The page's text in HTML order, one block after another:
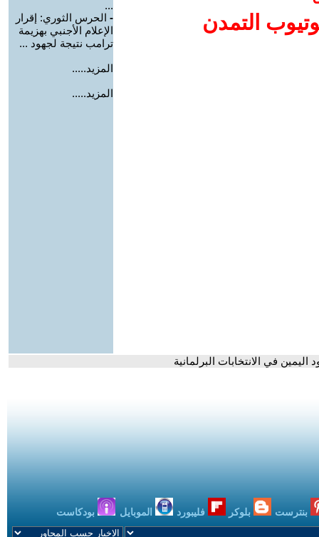
التمدن
...
- الحرس الثوري: إقرار
الإعلام الأجنبي بهزيمة
ترامب نتيجة لجهود ...
المزيد.....
المزيد.....
في الانتخابات البرلمانية
بنترست بلوكر فليبورد الموبايل بودكاست